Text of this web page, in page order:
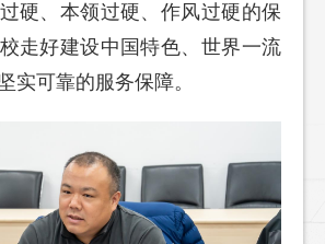
硬、本领过硬、作风过硬的保
走好建设中国特色、世界一流
实可靠的服务保障。